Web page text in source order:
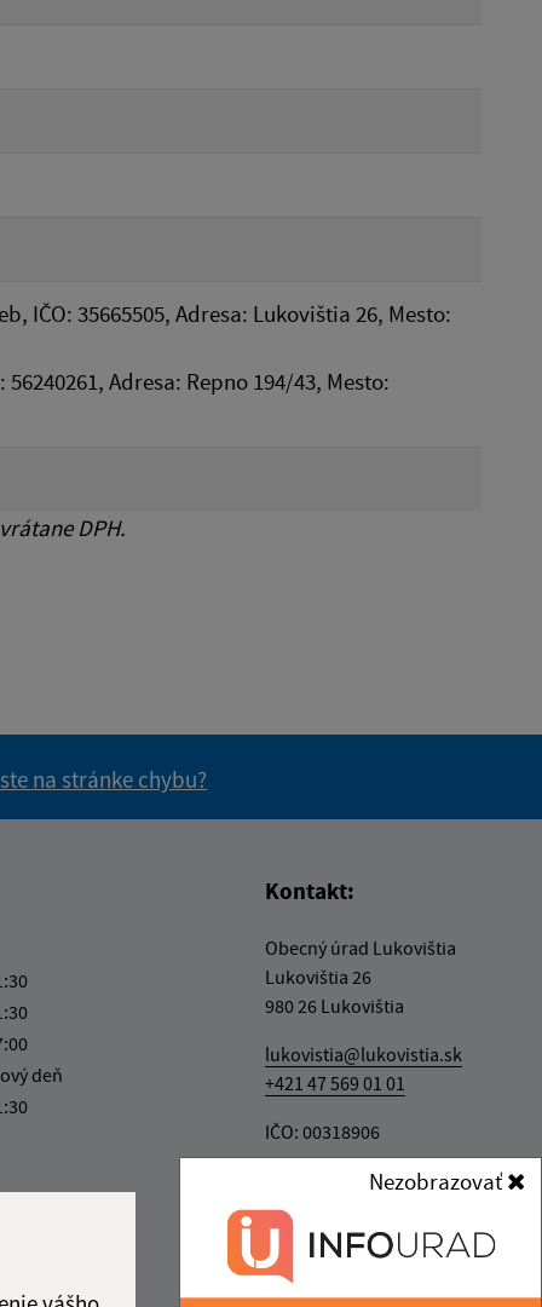
Nezobrazovať
IČO: 35665505, Adresa: Lukovištia 26, Mesto:
Adresa: Repno 194/43, Mesto:
DPH.
na stránke chybu?
deň
Kontakt:
Obecný úrad Lukovištia
Lukovištia 26
980 26 Lukovištia
lukovistia@lukovistia.sk
+421 47 569 01 01
IČO: 00318906